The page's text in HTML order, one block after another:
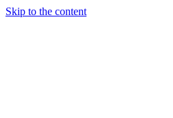
Skip to the content